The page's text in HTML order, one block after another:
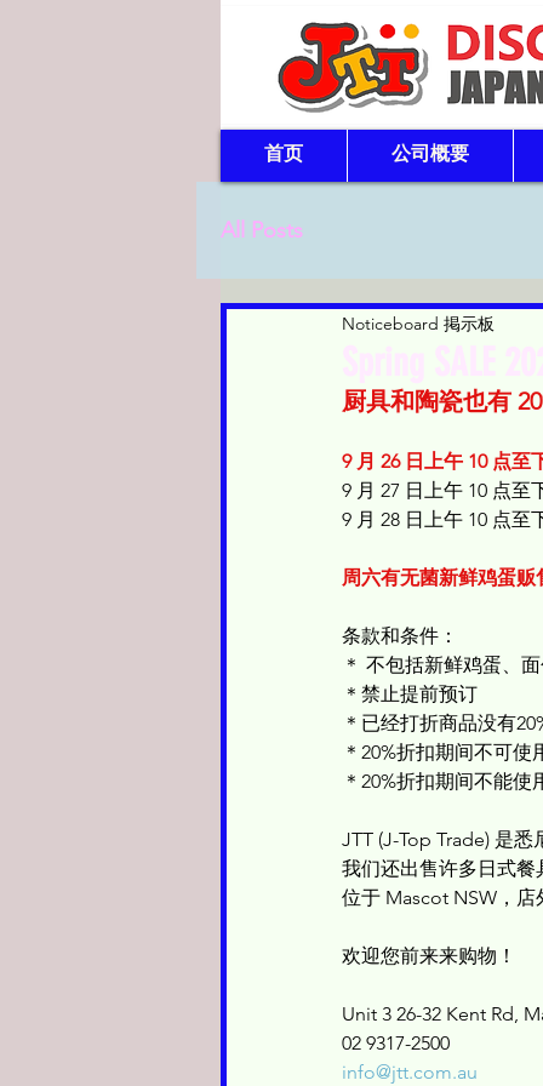
首页 公司概要
All Posts
Noticeboard 掲示板
厨具和陶瓷也有
9 月 26 日上午 10 点至
9 月 27 日上午 10 点至
9 月 28 日上午 10 点至
周六有无菌新鲜鸡蛋贩
条款和条件：
＊ 不包括新鲜鸡蛋、
＊禁止提前预订
＊已经打折商品没有
＊20%折扣期间不可使
＊20%折扣期间不能使
JTT (J-Top Trade) 是
我们还出售许多日式餐
位于 Mascot NSW，店
欢迎您前来来购物！
Unit 3 26-32 Kent Rd,
02 9317-2500
info@jtt.com.au